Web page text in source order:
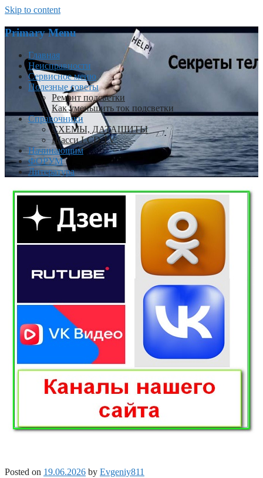
Skip to content
Primary Menu
Главная
Неисправности
Сервисное меню
Полезные советы
Ремонт подсветки
Как уменьшить ток подсветки
Справочники
СХЕМЫ, ДАТАШИТЫ
Шасси LCD TV
Начинающим
ФОРУМ
Литература
Posted on 19.06.2026 by Evgeniy811